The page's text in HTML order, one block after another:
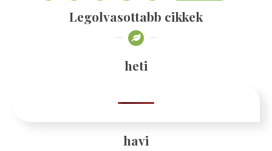
Legolvasottabb cikkek
heti
havi